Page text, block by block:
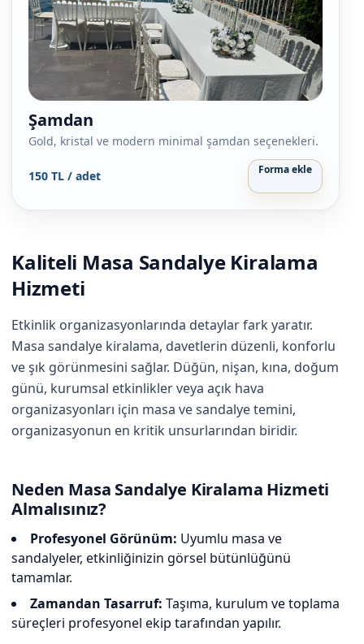
Şamdan
Gold, kristal ve modern minimal şamdan seçenekleri.
150 TL / adet Forma ekle
Kaliteli Masa Sandalye Kiralama
Hizmeti
Etkinlik organizasyonlarında detaylar fark yaratır.
Masa sandalye kiralama, davetlerin düzenli, konforlu
ve şık görünmesini sağlar. Düğün, nişan, kına, doğum
günü, kurumsal etkinlikler veya açık hava
organizasyonları için masa ve sandalye temini,
organizasyonun en kritik unsurlarından biridir.
Neden Masa Sandalye Kiralama Hizmeti
Almalısınız?
Profesyonel Görünüm: Uyumlu masa ve
sandalyeler, etkinliğinizin görsel bütünlüğünü
tamamlar.
Zamandan Tasarruf: Taşıma, kurulum ve toplama
süreçleri profesyonel ekip tarafından yapılır.